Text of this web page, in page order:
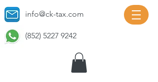
info@ck-tax.com
(852) 5227 9242